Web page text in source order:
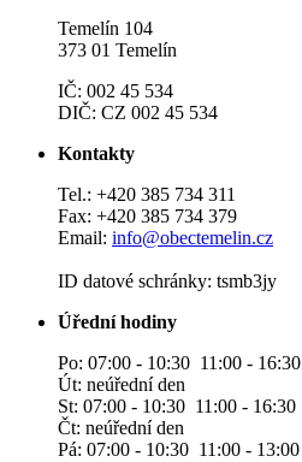
Temelín 104
373 01 Temelín
IČ: 002 45 534
DIČ: CZ 002 45 534
Kontakty
Tel.: +420 385 734 311
Fax: +420 385 734 379
Email: info@obectemelin.cz
ID datové schránky: tsmb3jy
Úřední hodiny
Po: 07:00 - 10:30 11:00 - 16:30
Út: neúřední den
St: 07:00 - 10:30 11:00 - 16:30
Čt: neúřední den
Pá: 07:00 - 10:30 11:00 - 13:00